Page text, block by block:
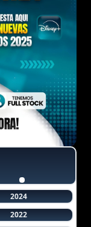
2024
2022